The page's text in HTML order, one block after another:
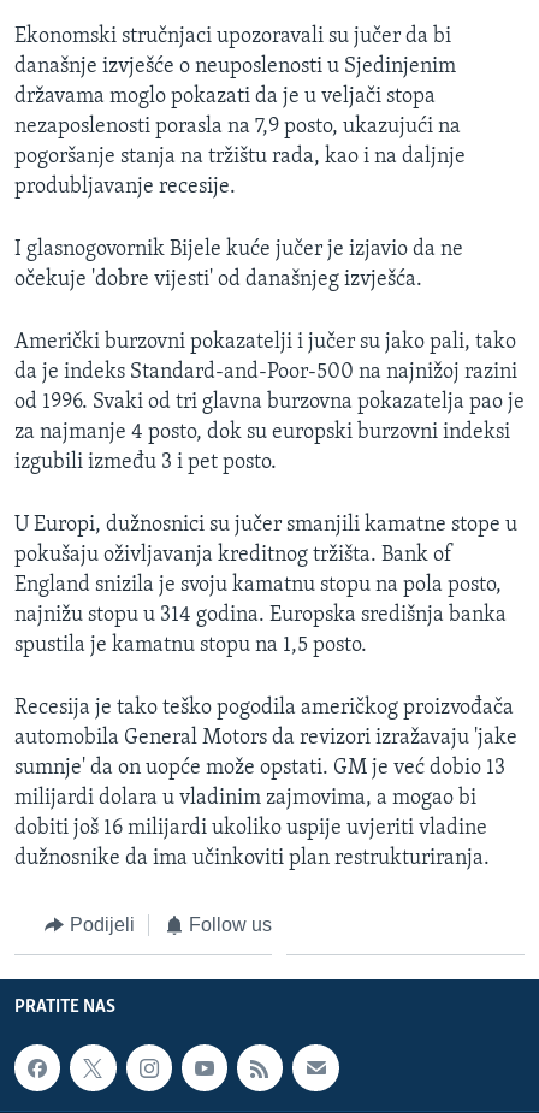
MAGAZIN
O GLASU AMERIKE
Learning English
Jezici
Ekonomski stručnjaci upozoravali su jučer da bi
današnje izvješće o neuposlenosti u Sjedinjenim
državama moglo pokazati da je u veljači stopa
nezaposlenosti porasla na 7,9 posto, ukazujući na
pogoršanje stanja na tržištu rada, kao i na daljnje
produbljavanje recesije.
I glasnogovornik Bijele kuće jučer je izjavio da ne
očekuje 'dobre vijesti' od današnjeg izvješća.
Američki burzovni pokazatelji i jučer su jako pali, tako
da je indeks Standard-and-Poor-500 na najnižoj razini
od 1996. Svaki od tri glavna burzovna pokazatelja pao je
za najmanje 4 posto, dok su europski burzovni indeksi
izgubili između 3 i pet posto.
U Europi, dužnosnici su jučer smanjili kamatne stope u
pokušaju oživljavanja kreditnog tržišta. Bank of
England snizila je svoju kamatnu stopu na pola posto,
najnižu stopu u 314 godina. Europska središnja banka
spustila je kamatnu stopu na 1,5 posto.
Recesija je tako teško pogodila američkog proizvođača
automobila General Motors da revizori izražavaju 'jake
sumnje' da on uopće može opstati. GM je već dobio 13
milijardi dolara u vladinim zajmovima, a mogao bi
dobiti još 16 milijardi ukoliko uspije uvjeriti vladine
dužnosnike da ima učinkoviti plan restrukturiranja.
Podijeli Follow us
PRATITE NAS